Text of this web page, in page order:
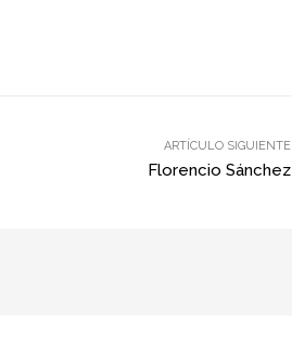
ARTÍCULO SIGUIENTE
Florencio Sánchez